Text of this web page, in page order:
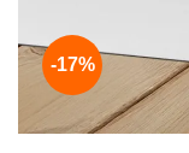
-17%